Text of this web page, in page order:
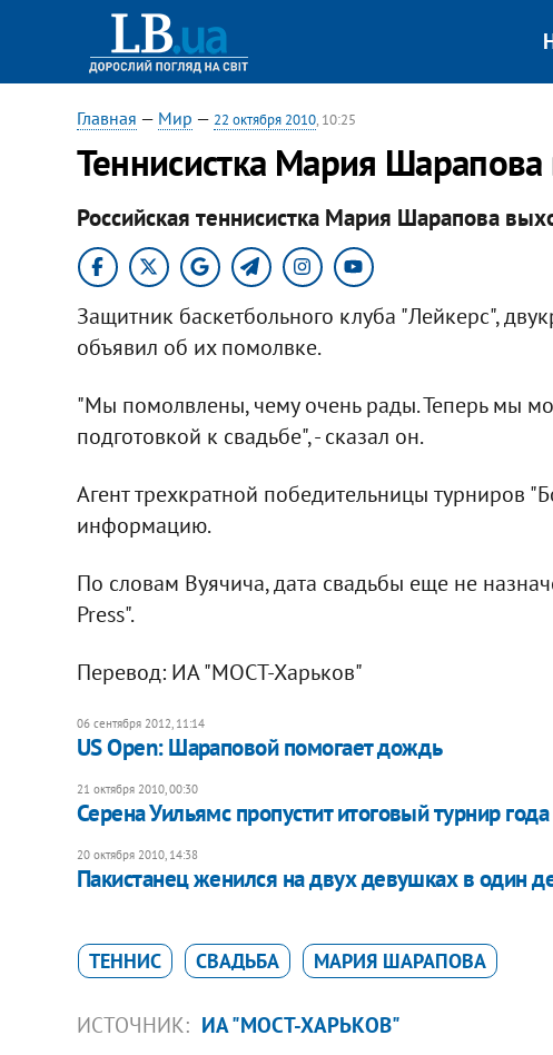
Главная — Мир — 22 октября 2010, 10:25
Теннисистка Мария
Российская теннисистка Мария Шарапова
Защитник баскетбольного клуба "Лейкерс",
объявил об их помолвке.
"Мы помолвлены, чему очень рады. Теперь мы
подготовкой к свадьбе", - сказал он.
Агент трехкратной победительницы турниров
информацию.
По словам Вуячича, дата свадьбы еще не
Press".
Перевод: ИА "МОСТ-Харьков"
06 сентября 2012, 11:14
US Open: Шараповой помогает дождь
21 октября 2010, 00:30
Серена Уильямс пропустит итоговый турнир года
20 октября 2010, 14:38
Пакистанец женился на двух девушках в один
ТЕННИС СВАДЬБА МАРИЯ ШАРАПОВА
ИСТОЧНИК: ИА "МОСТ-ХАРЬКОВ"